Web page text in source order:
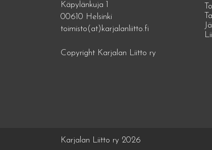
Käpylänkuja 1
00610 Helsinki
toimisto(at)karjalanliitto.fi
Copyright Karjalan Liitto ry
Karjalan Liitto ry 2026